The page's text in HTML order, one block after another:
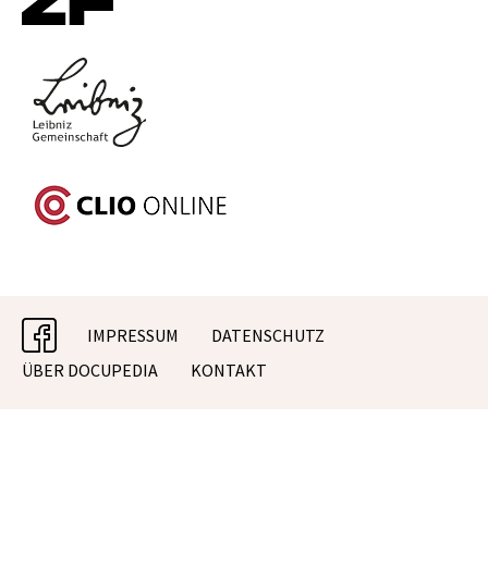
facebookIMPRESSUM
DATENSCHUTZ
ÜBER DOCUPEDIA
KONTAKT